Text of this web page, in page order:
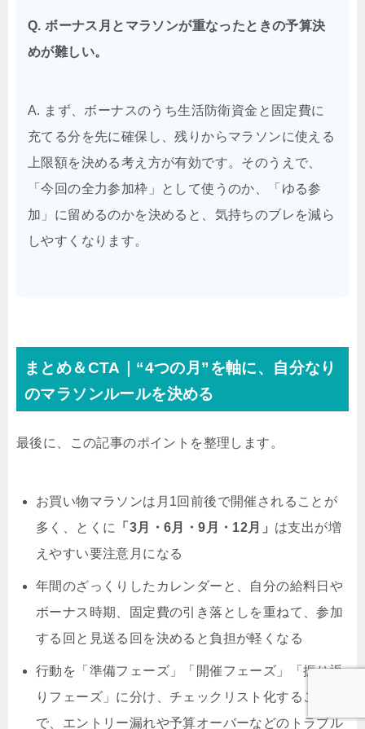
Q. ボーナス月とマラソンが重なったときの予算決
めが難しい。
A. まず、ボーナスのうち生活防衛資金と固定費に
充てる分を先に確保し、残りからマラソンに使える
上限額を決める考え方が有効です。そのうえで、
「今回の全力参加枠」として使うのか、「ゆる参
加」に留めるのかを決めると、気持ちのブレを減ら
しやすくなります。
まとめ＆CTA｜“4つの月”を軸に、自分なり
のマラソンルールを決める
最後に、この記事のポイントを整理します。
お買い物マラソンは月1回前後で開催されることが
多く、とくに
「3月・6月・9月・12月」 は支出が増
えやすい要注意月になる
年間のざっくりしたカレンダーと、自分の給料日や
ボーナス時期、固定費の引き落としを重ねて、参加
する回と見送る回を決めると負担が軽くなる
行動を「準備フェーズ」「開催フェーズ」「振り返
りフェーズ」に分け、チェックリスト化すること
で、エントリー漏れや予算オーバーなどのトラブル